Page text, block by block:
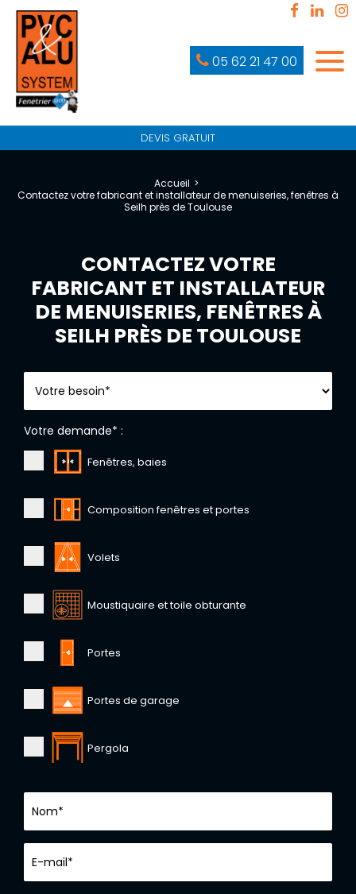
05 62 21 47 00
DEVIS GRATUIT
Accueil
Contactez votre fabricant et installateur de menuiseries, fenêtres à
Seilh près de Toulouse
CONTACTEZ VOTRE
FABRICANT ET INSTALLATEUR
DE MENUISERIES, FENÊTRES À
SEILH PRÈS DE TOULOUSE
Votre demande* :
Fenêtres, baies
Composition fenêtres et portes
Volets
Moustiquaire et toile obturante
Portes
Portes de garage
Pergola